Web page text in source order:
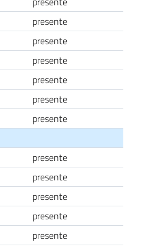
presente
presente
presente
presente
presente
presente
presente
presente
presente
presente
presente